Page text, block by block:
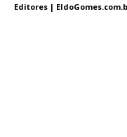
Editores |